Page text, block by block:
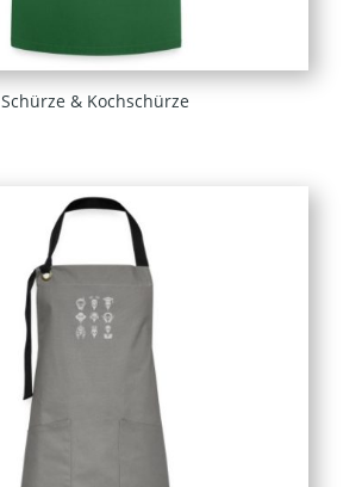
Schürze & Kochschürze